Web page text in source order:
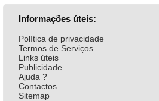
Informações úteis:
Política de privacidade
Termos de Serviços
Links úteis
Publicidade
Ajuda ?
Contactos
Sitemap